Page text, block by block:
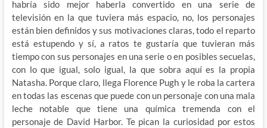
habría sido mejor haberla convertido en una serie de
televisión en la que tuviera más espacio, no, los personajes
están bien definidos y sus motivaciones claras, todo el reparto
está estupendo y sí, a ratos te gustaría que tuvieran más
tiempo con sus personajes en una serie o en posibles secuelas,
con lo que igual, solo igual, la que sobra aquí es la propia
Natasha. Porque claro, llega Florence Pugh y le roba la cartera
en todas las escenas que puede con un personaje con una mala
leche notable que tiene una química tremenda con el
personaje de David Harbor. Te pican la curiosidad por estos